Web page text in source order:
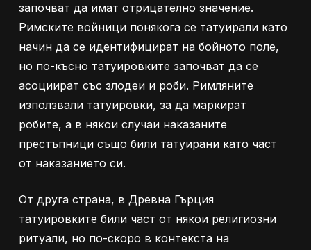
започват да имат отрицателно значение.
Римските войници понякога се татуирали като
начин да се идентифицират на бойното поле,
но по-късно татуировките започват да се
асоциират със злодеи и роби. Римляните
използвали татуировки, за да маркират
робите, а в някои случаи наказаните
престъпници също били татуирани като част
от наказанието си.
От друга страна, в Древна Гърция
татуировките били част от някои религиозни
ритуали, но по-скоро в контекста на